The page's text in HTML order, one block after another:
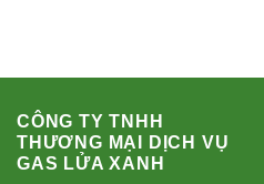
CÔNG TY TNHH
THƯƠNG MẠI DỊCH VỤ
GAS LỬA XANH